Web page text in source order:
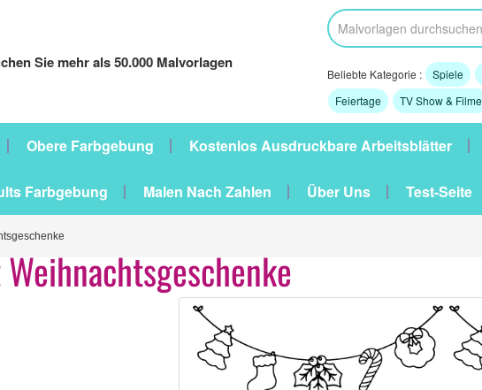
Sie mehr als 50.000 Malvorlagen
Beliebte Kategorie : Spiele
Feiertage
TV Show & Filme
Obere Farbgebung Kostenlos Ausdruckbare Arbeitsblätter
Farbgebung Malen Nach Zahlen Über Uns Test-Seite